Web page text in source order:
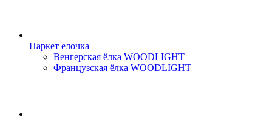
Паркет елочка
Венгерская ёлка WOODLIGHT
Французская ёлка WOODLIGHT